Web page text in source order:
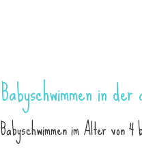
Babyschwimmen in
Babyschwimmen im Alter von 4